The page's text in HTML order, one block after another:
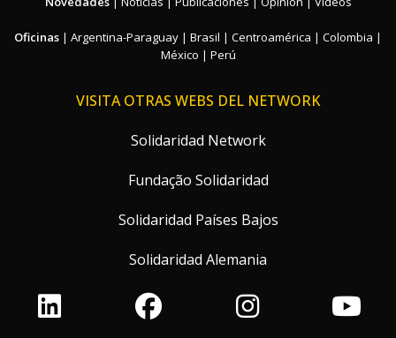
Oficinas | Argentina-Paraguay | Brasil | Centroamérica | Colombia |
México | Perú
VISITA OTRAS WEBS DEL NETWORK
Solidaridad Network
Fundação Solidaridad
Solidaridad Países Bajos
Solidaridad Alemania